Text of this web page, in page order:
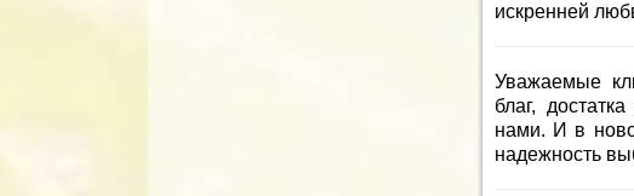
искренней
Уважаемые
благ,
нами. И в
надежность